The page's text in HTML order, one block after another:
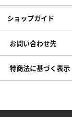
ショップガイド
お問い合わせ先
特商法に基づく表示